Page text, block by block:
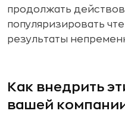
продолжать
популяризировать
результаты
Как внедрить
вашей